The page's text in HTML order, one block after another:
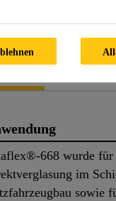
668 wurde für
im
sowie